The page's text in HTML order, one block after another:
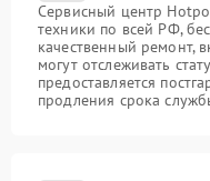
Сервисный центр
техники по всей РФ,
качественный ремонт,
могут отслеживать
предоставляется
продления срока